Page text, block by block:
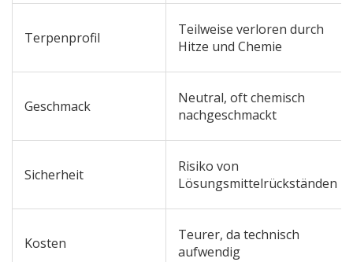
Terpenprofil
Teilweise verloren durch
Hitze und Chemie
Geschmack
Neutral, oft chemisch
nachgeschmackt
Sicherheit
Risiko von
Lösungsmittelrückständen
Kosten
Teurer, da technisch
aufwendig